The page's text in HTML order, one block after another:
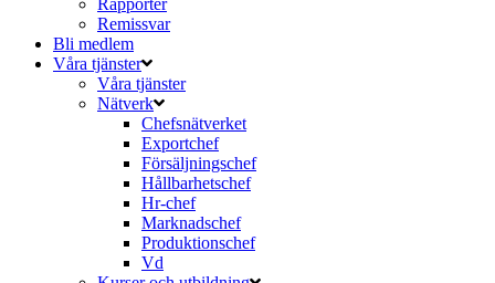
Rapporter
Remissvar
Bli medlem
Våra tjänster
Våra tjänster
Nätverk
Chefsnätverket
Exportchef
Försäljningschef
Hållbarhetschef
Hr-chef
Marknadschef
Produktionschef
Vd